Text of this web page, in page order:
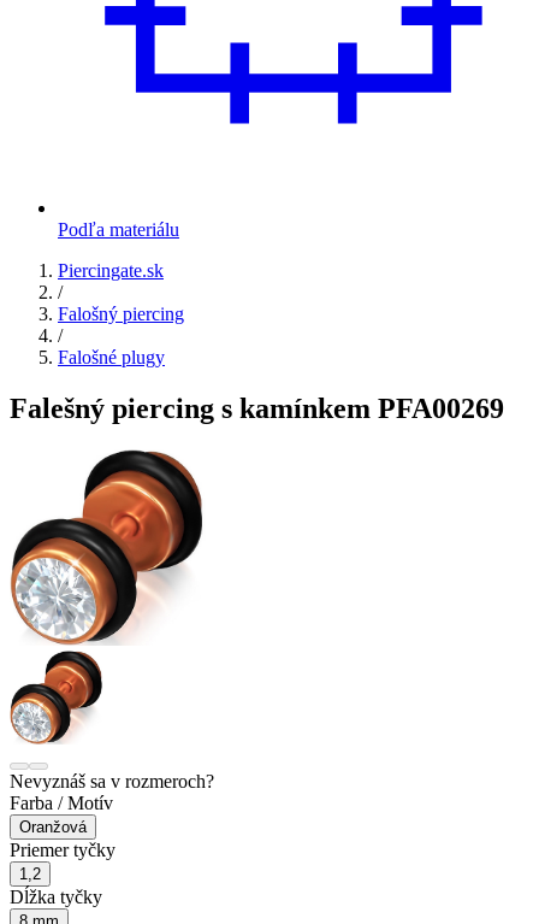
Podľa materiálu
Piercingate.sk
/
Falošný piercing
/
Falošné plugy
Falešný piercing s kamínkem PFA00269
Nevyznáš sa v rozmeroch?
Farba / Motív
Oranžová
Priemer tyčky
1,2
Dĺžka tyčky